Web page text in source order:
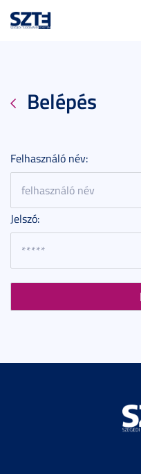
Belépés
Felhasználó név:
Jelszó: